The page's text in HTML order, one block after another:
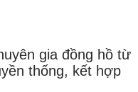
gia đồng hồ từ
thống, kết hợp